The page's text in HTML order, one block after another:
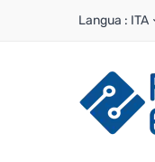
Langua : ITA